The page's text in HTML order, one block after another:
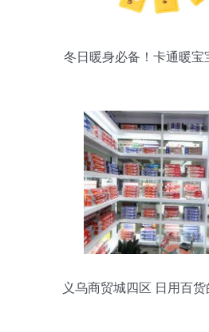
冬日暖身必备！卡通暖宝
义乌商贸城四区 日用百